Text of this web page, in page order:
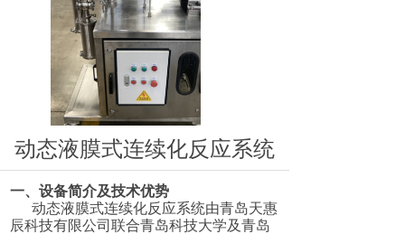
动态液膜式连续化反应系统
一、设备简介及技术优势
动态液膜式连续化反应系统由青岛天惠
辰科技有限公司联合青岛科技大学及青岛